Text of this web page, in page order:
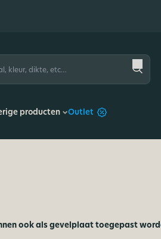
producten Outlet
ook als gevelplaat toegepast